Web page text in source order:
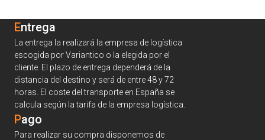
Entrega
La entrega la realizará la empresa de logística
escogida por Variantico o la elegida por el
cliente. El plazo de entrega dependerá de la
distancia del destino y será de entre 48 y 72
horas. El coste del transporte en España se
calcula según la tarifa de la empresa logística.
Pago
Para realizar su compra disponemos de